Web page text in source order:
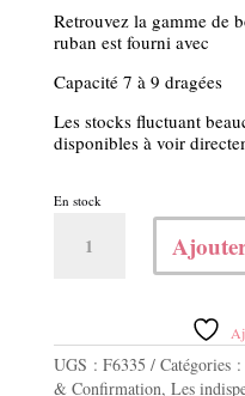
Retrouvez la gamme de
ruban est fourni avec
Capacité 7 à 9 dragées
Les stocks fluctuant
disponibles à voir
En stock
dentelle
5x5x5.3cm
UGS : F6335 Catégories :
& Confirmation, Les